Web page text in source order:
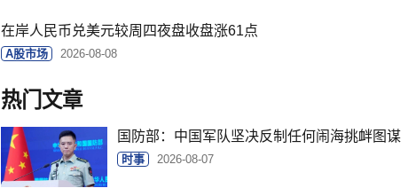
在岸人民币兑美元较周四夜盘收盘涨61点
A股市场 2026-08-08
热门文章
国防部：中国军队坚决反制任何闹海挑衅图谋
时事 2026-08-07